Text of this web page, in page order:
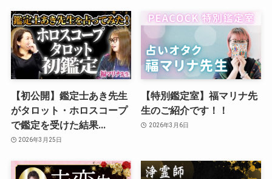
【初公開】鑑定士あき先生
がタロット・ホロスコープ
で鑑定を受けた結果…
2026年3月25日
【特別鑑定室】福マリナ先
生のご紹介です！！
2026年3月6日